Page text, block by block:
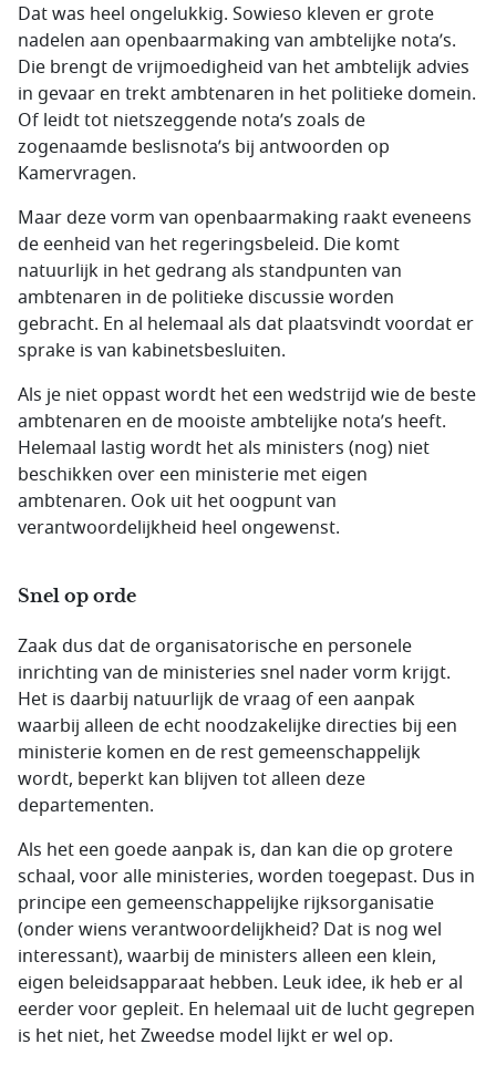
Dat was heel ongelukkig. Sowieso kleven er grote
nadelen aan openbaarmaking van ambtelijke nota’s.
Die brengt de vrijmoedigheid van het ambtelijk advies
in gevaar en trekt ambtenaren in het politieke domein.
Of leidt tot nietszeggende nota’s zoals de
zogenaamde beslisnota’s bij antwoorden op
Kamervragen.
Maar deze vorm van openbaarmaking raakt eveneens
de eenheid van het regeringsbeleid. Die komt
natuurlijk in het gedrang als standpunten van
ambtenaren in de politieke discussie worden
gebracht. En al helemaal als dat plaatsvindt voordat er
sprake is van kabinetsbesluiten.
Als je niet oppast wordt het een wedstrijd wie de beste
ambtenaren en de mooiste ambtelijke nota’s heeft.
Helemaal lastig wordt het als ministers (nog) niet
beschikken over een ministerie met eigen
ambtenaren. Ook uit het oogpunt van
verantwoordelijkheid heel ongewenst.
Snel op orde
Zaak dus dat de organisatorische en personele
inrichting van de ministeries snel nader vorm krijgt.
Het is daarbij natuurlijk de vraag of een aanpak
waarbij alleen de echt noodzakelijke directies bij een
ministerie komen en de rest gemeenschappelijk
wordt, beperkt kan blijven tot alleen deze
departementen.
Als het een goede aanpak is, dan kan die op grotere
schaal, voor alle ministeries, worden toegepast. Dus in
principe een gemeenschappelijke rijksorganisatie
(onder wiens verantwoordelijkheid? Dat is nog wel
interessant), waarbij de ministers alleen een klein,
eigen beleidsapparaat hebben. Leuk idee, ik heb er al
eerder voor gepleit. En helemaal uit de lucht gegrepen
is het niet, het Zweedse model lijkt er wel op.